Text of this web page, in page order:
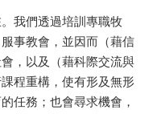
我們透過培訓專職牧
事教會，並因而（藉信
，以及（藉科際交流與
程重構，使有形及無形
任務；也會尋求機會，